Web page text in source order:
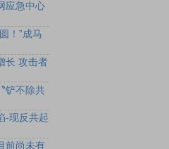
应急中心
！”成马
长 攻击者
铲不除共
-现反共起
前尚未有